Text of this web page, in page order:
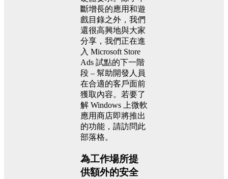
斷增長的應用和遊
戲目錄之外，我們
還很高興地與大家
分享，我們正在進
入 Microsoft Store
Ads 試點的下一階
段 – 幫助開發人員
在合適的客戶面前
獲取內容。若要了
解 Windows 上微軟
應用商店即將推出
的功能，請訪問此
部落格。
為工作場所提
供額外的安全